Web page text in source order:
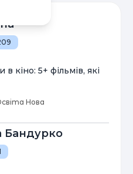
кіно: 5+ фільмів, які
Нова
Бандурко